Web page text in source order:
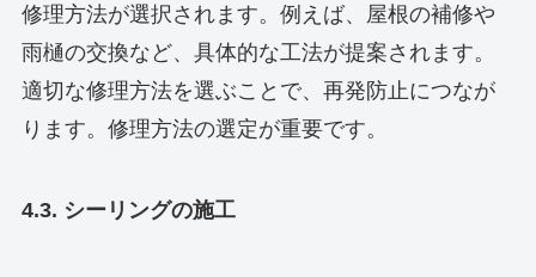
修理方法が選択されます。例えば、屋根の補修や
雨樋の交換など、具体的な工法が提案されます。
適切な修理方法を選ぶことで、再発防止につなが
ります。修理方法の選定が重要です。
4.3. シーリングの施工